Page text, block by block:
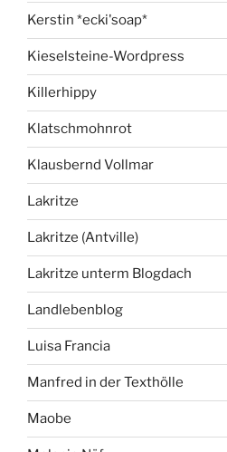
Kerstin *ecki'soap*
Kieselsteine-Wordpress
Killerhippy
Klatschmohnrot
Klausbernd Vollmar
Lakritze
Lakritze (Antville)
Lakritze unterm Blogdach
Landlebenblog
Luisa Francia
Manfred in der Texthölle
Maobe